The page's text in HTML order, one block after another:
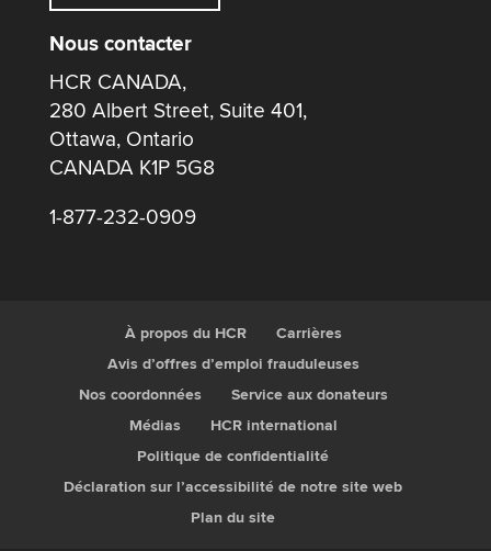
Nous contacter
HCR CANADA,
280 Albert Street, Suite 401,
Ottawa, Ontario
CANADA K1P 5G8
1-877-232-0909
À propos du HCR
Carrières
Avis d’offres d’emploi frauduleuses
Nos coordonnées
Service aux donateurs
Médias
HCR international
Politique de confidentialité
Déclaration sur l’accessibilité de notre site web
Plan du site